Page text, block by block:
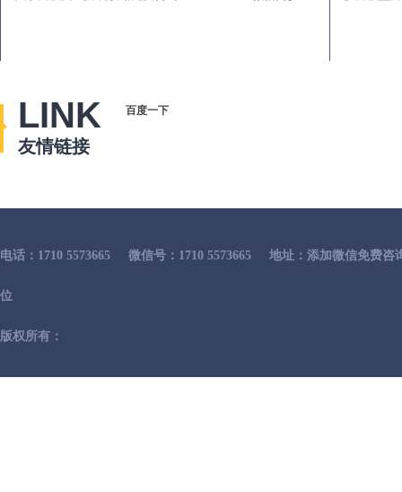
LINK
友情链接
百度一下
电话：1710 5573665 微信号：1710 5573665 地址：添加微信免费咨
位
版权所有：